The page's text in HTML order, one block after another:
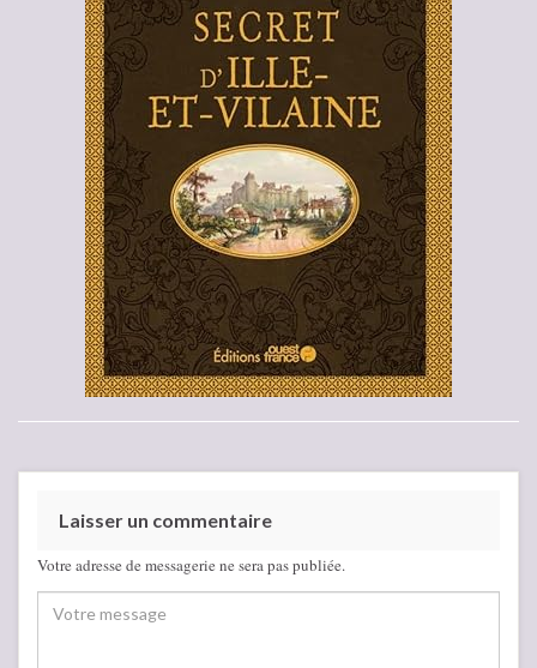
Laisser un commentaire
Votre adresse de messagerie ne sera pas publiée.